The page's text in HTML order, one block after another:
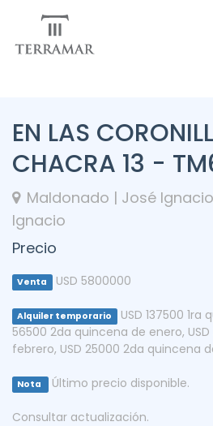
EN LAS
CHACRA 13 -
Maldonado | José
Ignacio
Precio
Venta USD 5800000
Alquiler temporario USD 137500
56500 2da quincena de enero,
febrero, USD 25000 2da quincena
Nota Último precio disponible.
Consultar actualización.